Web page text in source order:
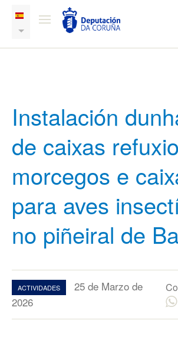
Instalación
de caixas
morcegos e
para aves
no piñeiral de
ACTIVIDADES
25 de Marzo de
2026